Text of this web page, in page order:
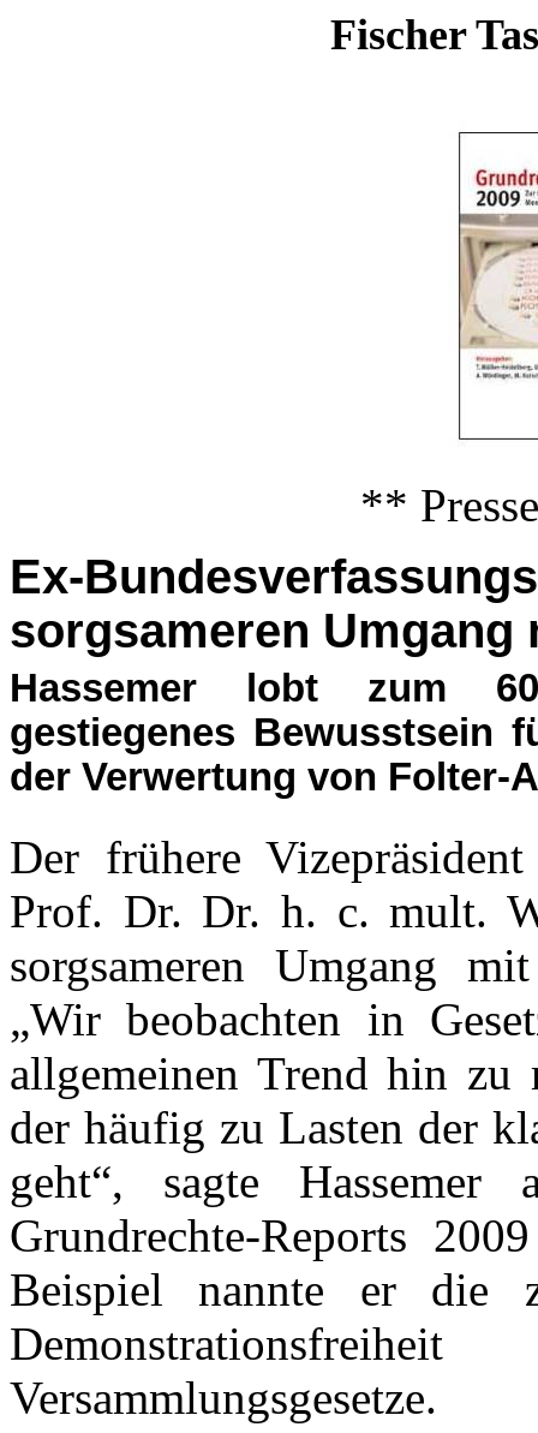
Fischer
**
Ex-
sorgsameren Umgang
Hassemer lobt zum 60-
gestiegenes Bewusstsein
der Verwertung von Folter-
Der frühere Vizepräsident
Prof. Dr. Dr. h. c. mult.
sorgsameren Umgang
„Wir beob­achten in
allgemeinen Trend hin zu
der häufig zu Lasten der
geht“, sagte Hassemer
Grundrechte-Reports
Beispiel nannte er die
Versammlungsgesetze.